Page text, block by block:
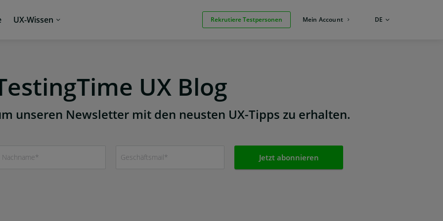
UX-Wissen Rekrutiere Testpersonen Mein Account SPRACHE:
DE
UX Blog
unseren Newsletter mit den neusten UX-Tipps zu erhalten.